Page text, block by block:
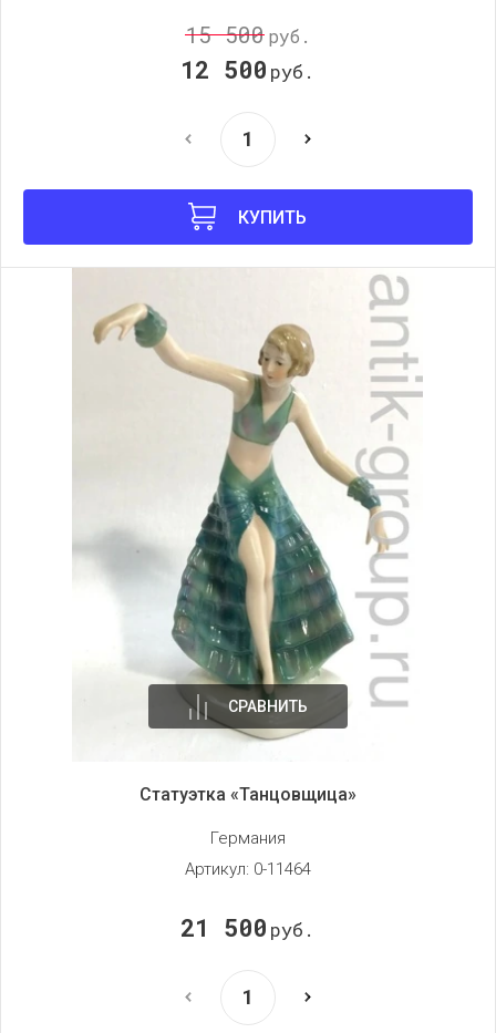
15 500 руб.
12 500 руб.
КУПИТЬ
СРАВНИТЬ
Статуэтка «Танцовщица»
Германия
Артикул: 0-11464
21 500 руб.